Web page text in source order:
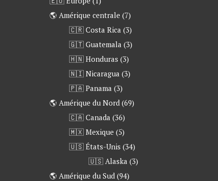
🌎 Amérique centrale (7)
🇨🇷 Costa Rica (3)
🇬🇹 Guatemala (3)
🇭🇳 Honduras (3)
🇳🇮 Nicaragua (3)
🇵🇦 Panama (3)
🌎 Amérique du Nord (69)
🇨🇦 Canada (36)
🇲🇽 Mexique (5)
🇺🇸 États-Unis (34)
🇺🇸 Alaska (3)
🌎 Amérique du Sud (94)